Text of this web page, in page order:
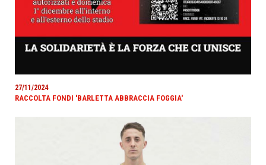
27/11/2024
RACCOLTA FONDI 'BARLETTA ABBRACCIA FOGGIA'